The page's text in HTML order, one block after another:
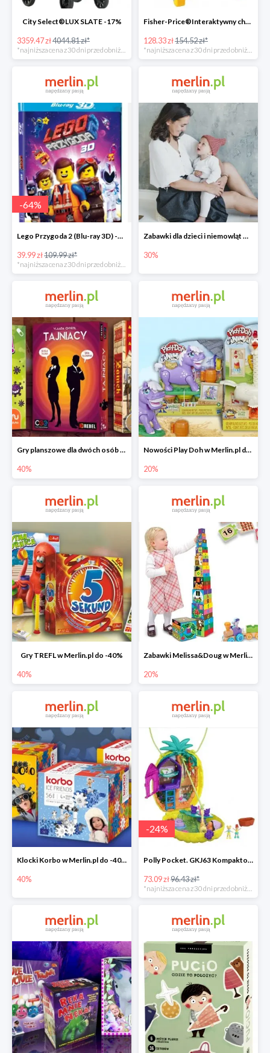
City Select®LUX SLATE -17%
3359.47 zł4044.81 zł*
*najniższa cena z 30 dni przed obniżką
Fisher-Price®Interaktywny chodzik Zebra -17%
128.33 zł154.52 zł*
*najniższa cena z 30 dni przed obniżką
-64%
Lego Przygoda 2 (Blu-ray 3D) -64%
39.99 zł109.99 zł*
Zabawki dla dzieci i niemowląt w Merlin.pl do -30%
30%
Gry planszowe dla dwóch osób w Merlin.pl do -40%
40%
Nowości Play Doh w Merlin.pl do -20%
20%
Gry TREFL w Merlin.pl do -40%
40%
Zabawki Melissa&Doug w Merlin.pl do -20%
20%
Klocki Korbo w Merlin.pl do -40%
40%
-24%
Polly Pocket. GKJ63 Kompaktowa torebka -25%
73.09 zł96.43 zł*